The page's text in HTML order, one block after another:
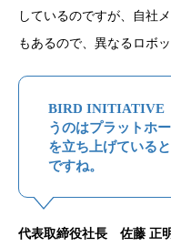
しているのですが、自社
もあるので、異なるロボ
BIRD INITIATIVE
うのはプラットホ
を立ち上げている
ですね。
代表取締役社長 佐藤 正